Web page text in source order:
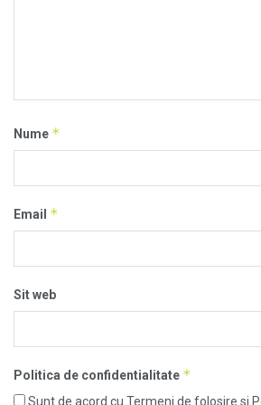
Nume *
Email *
Sit web
Politica de confidentialitate *
Sunt de acord cu Termeni de folosire si